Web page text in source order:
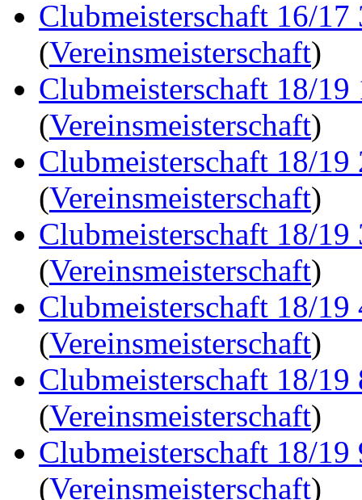
Clubmeisterschaft 16/17
(Vereinsmeisterschaft)
Clubmeisterschaft 18/19
(Vereinsmeisterschaft)
Clubmeisterschaft 18/19
(Vereinsmeisterschaft)
Clubmeisterschaft 18/19
(Vereinsmeisterschaft)
Clubmeisterschaft 18/19
(Vereinsmeisterschaft)
Clubmeisterschaft 18/19
(Vereinsmeisterschaft)
Clubmeisterschaft 18/19
(Vereinsmeisterschaft)